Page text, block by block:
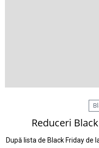
Reduceri
După lista de Black Friday de